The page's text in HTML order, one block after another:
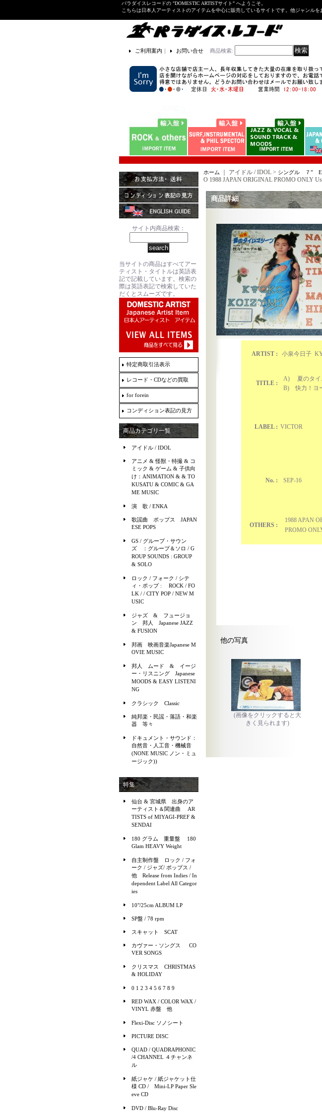
パラダイスレコードの "DOMESTIC ARTISTサイト" へようこそ。
こちらは日本人アーティストのアイテムを中心に販売しているサイトです。他ジャンルを
ご利用案内 ｜ お問い合せ 商品検索:
サイト内商品検索：
当サイトの商品はすべてアー
ティスト・タイトルは英語表
記で記載しています。検索の
際は英語表記で検索していた
だくとスムーズです。
特定商取引法表示
レコード・CDなどの買取
for forein
コンディション表記の見方
商品カテゴリ一覧
アイドル / IDOL
アニメ & 怪獣・特撮 & コ
ミック & ゲーム & 子供向
け：ANIMATION & & TO
KUSATU & COMIC & GA
ME MUSIC
演 歌 / ENKA
歌謡曲 ポップス JAPAN
ESE POPS
GS / グループ・サウン
ズ ：グループ＆ソロ / G
ROUP SOUNDS : GROUP
& SOLO
ロック / フォーク / シテ
ィ・ポップ : ROCK / FO
LK / / CITY POP / NEW M
USIC
ジャズ & フュージョ
ン 邦人 Japanese JAZZ
& FUSION
邦画 映画音楽Japanese M
OVIE MUSIC
邦人 ムード & イージ
ー・リスニング Japanese
MOODS & EASY LISTENI
NG
クラシック Classic
純邦楽・民謡・落語・和楽
器 等々
ドキュメント・サウンド：
自然音・人工音・機械音
(NONE MUSIC ノン・ミュ
ージック))
特集
仙台 & 宮城県 出身のア
ーティスト＆関連曲 AR
TISTS of MIYAGI-PREF &
SENDAI
180 グラム 重量盤 180
Glam HEAVY Weight
自主制作盤 ロック / フォ
ーク / ジャズ/ ポップス /
他 Release from Indies / In
dependent Label All Categor
ies
10"/25cm ALBUM LP
SP盤 / 78 rpm
スキャット SCAT
カヴァー・ソングス CO
VER SONGS
クリスマス CHRISTMAS
& HOLIDAY
0 1 2 3 4 5 6 7 8 9
RED WAX / COLOR WAX /
VINYL 赤盤 他
Flexi-Disc ソノシート
PICTURE DISC
QUAD / QUADRAPHONIC
/4 CHANNEL ４チャンネ
ル
紙ジャケ / 紙ジャケット仕
様 CD / Mini-LP Paper Sle
eve CD
DVD / Blu-Ray Disc
ホーム ｜ アイドル / IDOL > シングル ７”
O 1988 JAPAN ORIGINAL PROMO ONLY
商品詳細
ARTIST : 小泉今日子
TITLE :
A) 夏のタイ
B) 快力！ヨ
LABEL : VICTOR
No. : SEP-16
OTHERS :
1988 APAN
他の写真
(画像をクリックすると大
きく見られます)